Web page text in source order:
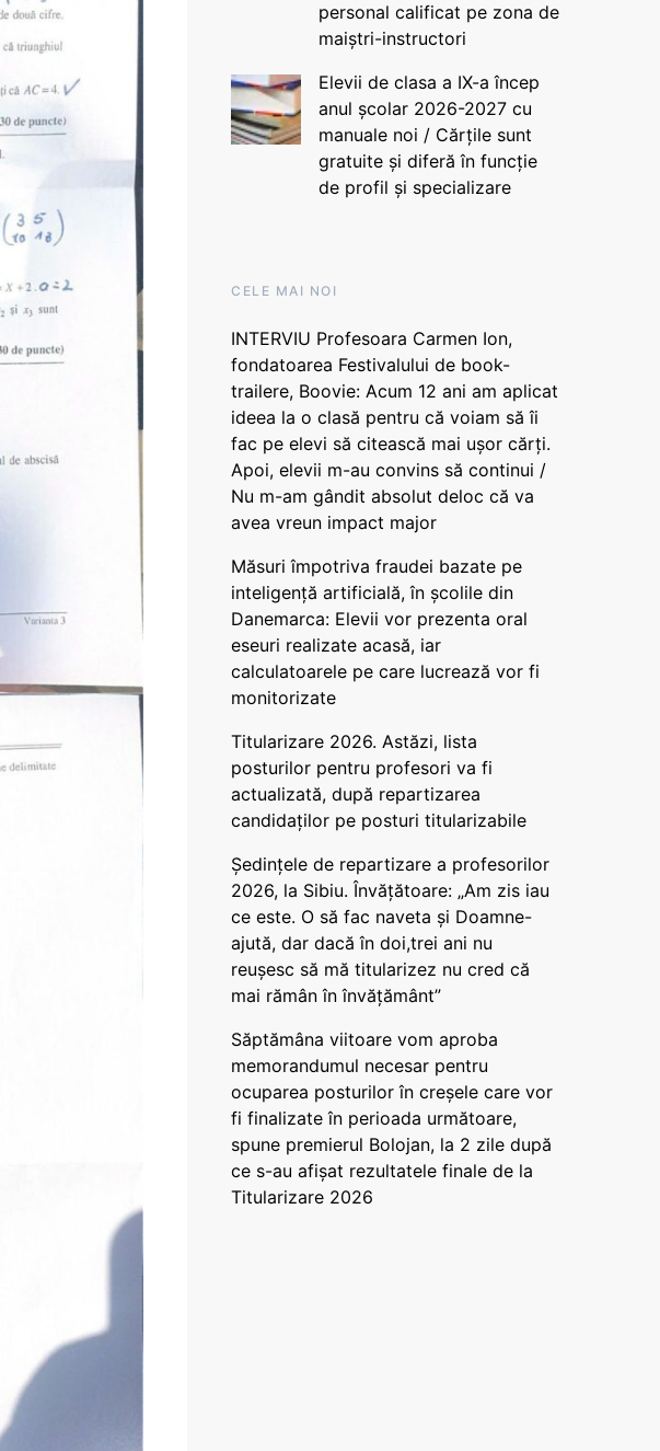
personal calificat pe zona de
maiștri-instructori
Elevii de clasa a IX-a încep
anul școlar 2026-2027 cu
manuale noi / Cărțile sunt
gratuite și diferă în funcție
de profil și specializare
CELE MAI NOI
INTERVIU Profesoara Carmen Ion,
fondatoarea Festivalului de book-
trailere, Boovie: Acum 12 ani am aplicat
ideea la o clasă pentru că voiam să îi
fac pe elevi să citească mai ușor cărți.
Apoi, elevii m-au convins să continui /
Nu m-am gândit absolut deloc că va
avea vreun impact major
Măsuri împotriva fraudei bazate pe
inteligență artificială, în școlile din
Danemarca: Elevii vor prezenta oral
eseuri realizate acasă, iar
calculatoarele pe care lucrează vor fi
monitorizate
Titularizare 2026. Astăzi, lista
posturilor pentru profesori va fi
actualizată, după repartizarea
candidaților pe posturi titularizabile
Ședințele de repartizare a profesorilor
2026, la Sibiu. Învățătoare: „Am zis iau
ce este. O să fac naveta și Doamne-
ajută, dar dacă în doi,trei ani nu
reușesc să mă titularizez nu cred că
mai rămân în învățământ”
Săptămâna viitoare vom aproba
memorandumul necesar pentru
ocuparea posturilor în creșele care vor
fi finalizate în perioada următoare,
spune premierul Bolojan, la 2 zile după
ce s-au afișat rezultatele finale de la
Titularizare 2026